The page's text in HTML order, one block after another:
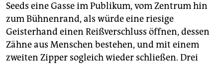
Seeds eine Gasse im Publikum, vom Zentrum hin
zum Bühnenrand, als würde eine riesige
Geisterhand einen Reißverschluss öffnen, dessen
Zähne aus Menschen bestehen, und mit einem
zweiten Zipper sogleich wieder schließen. Drei